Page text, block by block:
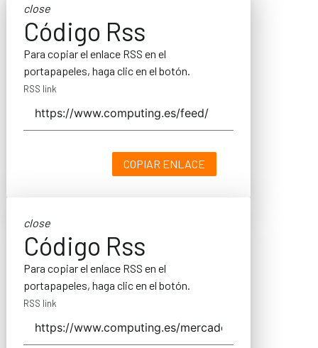
close
Código Rss
Para copiar el enlace RSS en el
portapapeles, haga clic en el botón.
RSS link
COPIAR ENLACE
close
Código Rss
Para copiar el enlace RSS en el
portapapeles, haga clic en el botón.
RSS link